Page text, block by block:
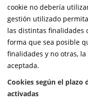
cookie no debería
gestión utilizado
las distintas finalidades
forma que sea posible
finalidades y no otras,
aceptada.
Cookies según el plazo
activadas